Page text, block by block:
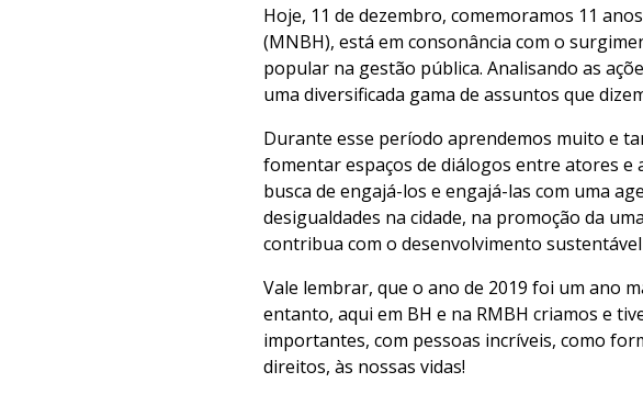
Hoje, 11 de dezembro, comemoramos 11
(MNBH), está em consonância com o
popular na gestão pública. Analisando as
uma diversificada gama de assuntos que
Durante esse período aprendemos muito e
fomentar espaços de diálogos entre atores e
busca de engajá-los e engajá-las com uma
desigualdades na cidade, na promoção da
contribua com o desenvolvimento sustentável
Vale lembrar, que o ano de 2019 foi um ano
entanto, aqui em BH e na RMBH criamos e
importantes, com pessoas incríveis, como
direitos, às nossas vidas!